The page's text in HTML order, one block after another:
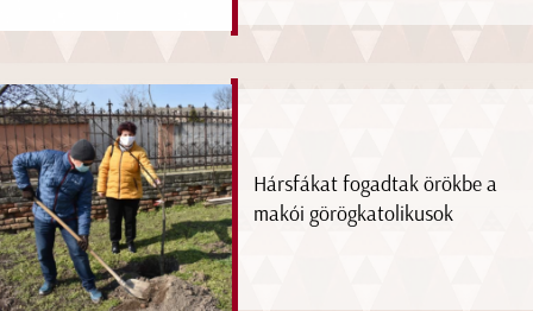
Hársfákat fogadtak örökbe a
makói görögkatolikusok